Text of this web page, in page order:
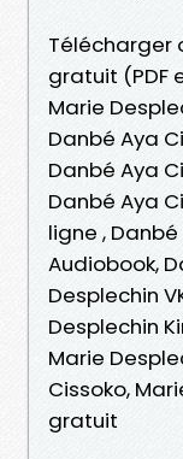
Télécharger
gratuit (PDF
Marie
Danbé Aya
Danbé Aya
Danbé Aya
ligne ,
Audiobook,
Desplechin
Desplechin
Marie
Cissoko,
gratuit